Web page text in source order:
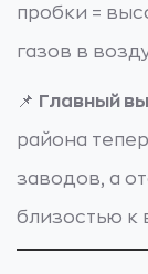
пробки =
газов в
📌 Главный
района
заводов, а
близостью к